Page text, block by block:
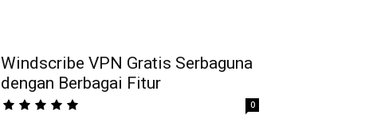
Windscribe VPN Gratis Serbaguna
dengan Berbagai Fitur
0